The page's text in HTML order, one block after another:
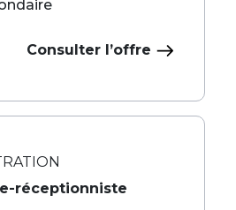
Consulter l’offre
réceptionniste